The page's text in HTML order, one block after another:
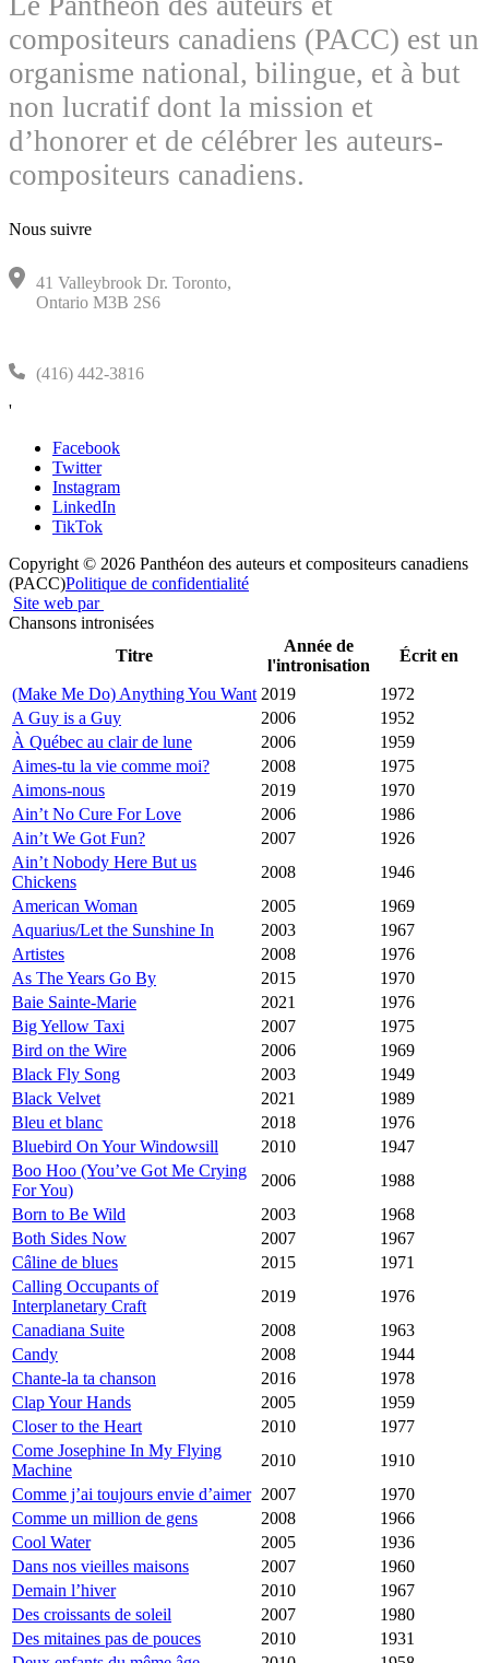
compositeurs canadiens (PACC) est un
organisme national, bilingue, et à but
non lucratif dont la mission et
d’honorer et de célébrer les auteurs-
compositeurs canadiens.
Nous suivre
41 Valleybrook Dr. Toronto,
Ontario M3B 2S6
(416) 442-3816
'
Facebook
Twitter
Instagram
LinkedIn
TikTok
Copyright © 2026 Panthéon des auteurs et compositeurs canadiens
(PACC)Politique de confidentialité
Site web par
Chansons intronisées
Titre
Année de
l'intronisation
Écrit en
(Make Me Do) Anything You Want 2019
1972
A Guy is a Guy
2006
1952
À Québec au clair de lune
2006
1959
Aimes-tu la vie comme moi?
2008
1975
Aimons-nous
2019
1970
Ain’t No Cure For Love
2006
1986
Ain’t We Got Fun?
2007
1926
Ain’t Nobody Here But us
Chickens
2008
1946
American Woman
2005
1969
Aquarius/Let the Sunshine In
2003
1967
Artistes
2008
1976
As The Years Go By
2015
1970
Baie Sainte-Marie
2021
1976
Big Yellow Taxi
2007
1975
Bird on the Wire
2006
1969
Black Fly Song
2003
1949
Black Velvet
2021
1989
Bleu et blanc
2018
1976
Bluebird On Your Windowsill
2010
1947
Boo Hoo (You’ve Got Me Crying
For You)
2006
1988
Born to Be Wild
2003
1968
Both Sides Now
2007
1967
Câline de blues
2015
1971
Calling Occupants of
Interplanetary Craft
2019
1976
Canadiana Suite
2008
1963
Candy
2008
1944
Chante-la ta chanson
2016
1978
Clap Your Hands
2005
1959
Closer to the Heart
2010
1977
Come Josephine In My Flying
Machine
2010
1910
Comme j’ai toujours envie d’aimer 2007
1970
Comme un million de gens
2008
1966
Cool Water
2005
1936
Dans nos vieilles maisons
2007
1960
Demain l’hiver
2010
1967
Des croissants de soleil
2007
1980
Des mitaines pas de pouces
2010
1931